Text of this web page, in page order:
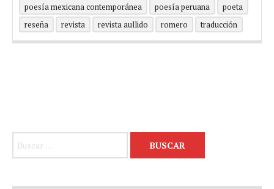
poesía mexicana contemporánea
poesía peruana
poeta
reseña
revista revista aullido romero traducción